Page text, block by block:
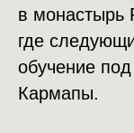
в монастырь
где
обучение
Кармапы.